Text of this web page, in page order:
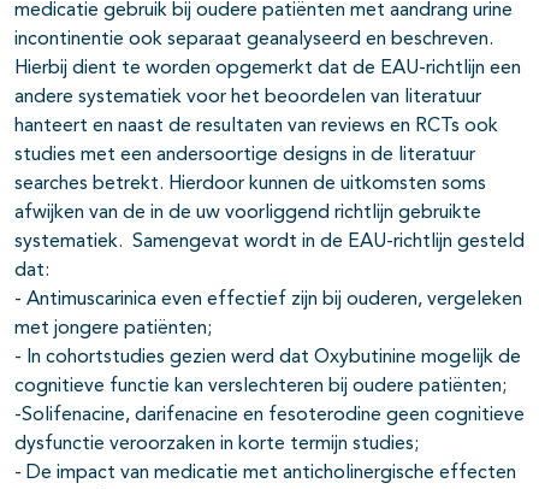
medicatie gebruik bij oudere patiënten met aandrang urine
incontinentie ook separaat geanalyseerd en beschreven.
Hierbij dient te worden opgemerkt dat de EAU-richtlijn een
andere systematiek voor het beoordelen van literatuur
hanteert en naast de resultaten van reviews en RCTs ook
studies met een andersoortige designs in de literatuur
searches betrekt. Hierdoor kunnen de uitkomsten soms
afwijken van de in de uw voorliggend richtlijn gebruikte
systematiek. Samengevat wordt in de EAU-richtlijn gesteld
dat:
- Antimuscarinica even effectief zijn bij ouderen, vergeleken
met jongere patiënten;
- In cohortstudies gezien werd dat Oxybutinine mogelijk de
cognitieve functie kan verslechteren bij oudere patiënten;
-Solifenacine, darifenacine en fesoterodine geen cognitieve
dysfunctie veroorzaken in korte termijn studies;
- De impact van medicatie met anticholinergische effecten